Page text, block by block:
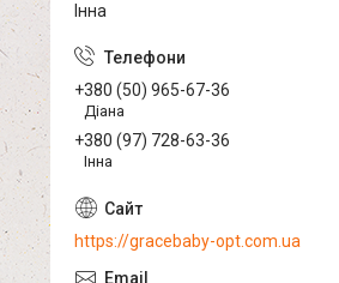
Інна
+380 (50) 965-67-36
Діана
+380 (97) 728-63-36
Інна
https://gracebaby-opt.com.ua